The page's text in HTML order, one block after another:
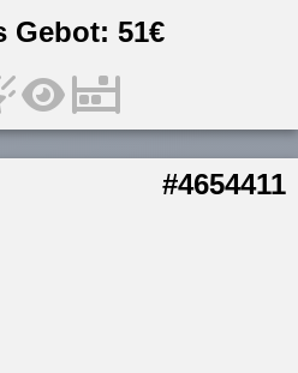
Gebot:51€
#4654411